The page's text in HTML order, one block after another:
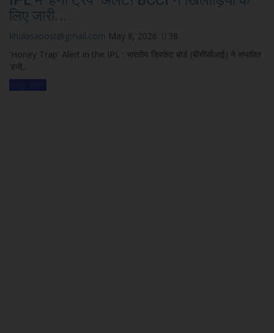
लिए जारी...
khulasapost@gmail.com May 8, 2026
38
'Honey Trap' Alert in the IPL : भारतीय क्रिकेट बोर्ड (बीसीसीआई) ने संभावित
'हनी...